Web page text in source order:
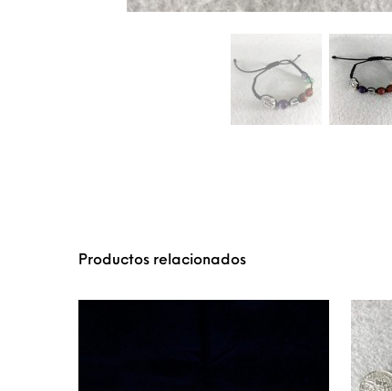
Productos relacionados